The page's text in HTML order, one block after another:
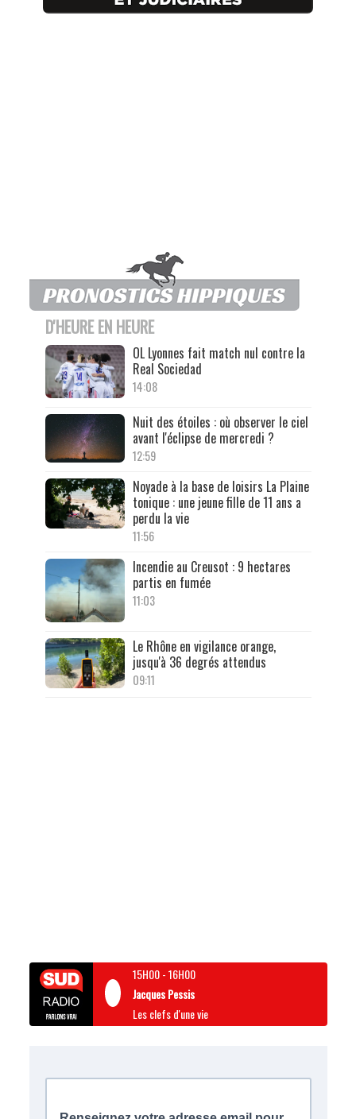
D'HEURE EN HEURE
OL Lyonnes fait match nul contre la
Real Sociedad
14:08
Nuit des étoiles : où observer le ciel
avant l'éclipse de mercredi ?
12:59
Noyade à la base de loisirs La Plaine
tonique : une jeune fille de 11 ans a
perdu la vie
11:56
Incendie au Creusot : 9 hectares
partis en fumée
11:03
Le Rhône en vigilance orange,
jusqu'à 36 degrés attendus
09:11
15H00-16H00
Jacques Pessis
Les clefs d'une vie